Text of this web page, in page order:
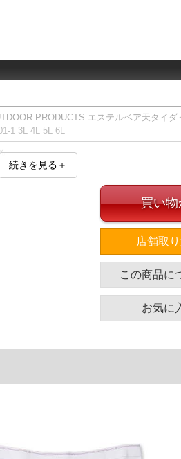
PRODUCTS エステルベア天タイダ
1 3L 4L 5L 6L
（デザイン・素材）が異なる場合がござ
封前なら返品交換できます。
ウエスト
続きを見る＋
買い
店舗取
この商品に
お気に